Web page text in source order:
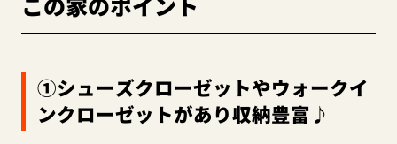
①シューズクローゼットやウォークイ
ンクローゼットがあり収納豊富♪